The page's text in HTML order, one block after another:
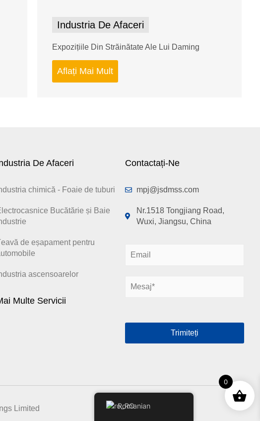
0
Industria De Afaceri
Expozițiile Din Străinătate Ale Lui Daming
Aflați Mai Mult
De Afaceri
chimică - Foaie de tuburi
Bucătărie și Baie
de eșapament pentru
ascensoarelor
Multe Servicii
Contactați-Ne
mpj@jsdmss.com
Nr.1518 Tongjiang Road,
Wuxi, Jiangsu, China
j
Trimiteți
Limited Romanian